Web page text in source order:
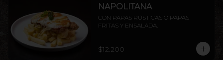
NAPOLITANA
CON PAPAS RÚSTICAS O PAPAS
FRITAS Y ENSALADA.
$12.200